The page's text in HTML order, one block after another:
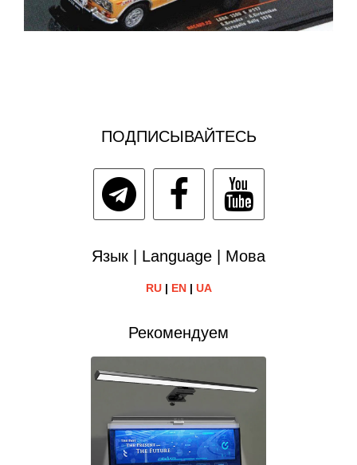
ПОДПИСЫВАЙТЕСЬ
Язык | Language | Мова
RU| EN| UA
Рекомендуем